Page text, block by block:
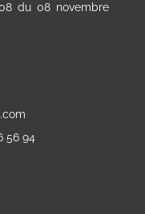
du 08 novembre
56 94